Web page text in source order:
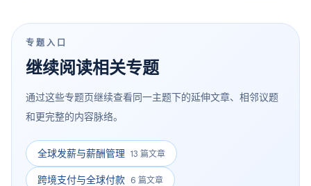
专题入口
继续阅读相关专题
通过这些专题页继续查看同一主题下的延伸文章、相邻议题
和更完整的内容脉络。
全球发薪与薪酬管理 13 篇文章
跨境支付与全球付款 6 篇文章